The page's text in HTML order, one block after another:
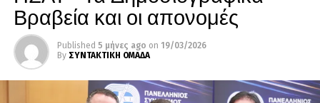
Βραβεία και οι απονομές
Published 5 μήνες ago on 19/03/2026
By ΣΥΝΤΑΚΤΙΚΗ ΟΜΑΔΑ